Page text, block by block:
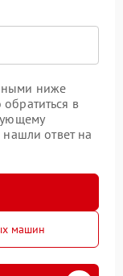
ниже
в
ответ на
машин